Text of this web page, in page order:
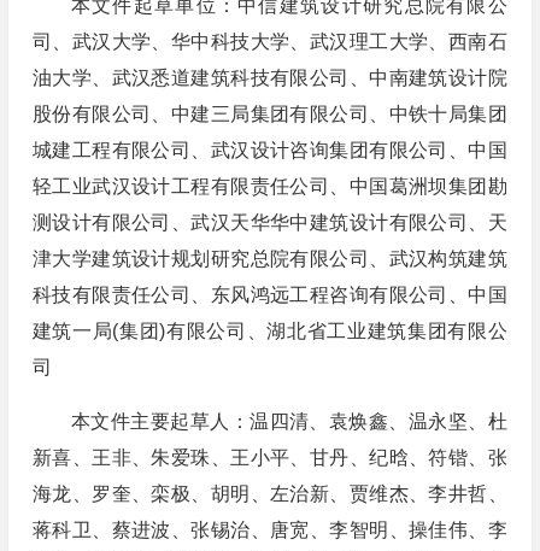
本文件起草单位：中信建筑设计研究总院有限公
司、武汉大学、华中科技大学、武汉理工大学、西南石
油大学、武汉悉道建筑科技有限公司、中南建筑设计院
股份有限公司、中建三局集团有限公司、中铁十局集团
城建工程有限公司、武汉设计咨询集团有限公司、中国
轻工业武汉设计工程有限责任公司、中国葛洲坝集团勘
测设计有限公司、武汉天华华中建筑设计有限公司、天
津大学建筑设计规划研究总院有限公司、武汉构筑建筑
科技有限责任公司、东风鸿远工程咨询有限公司、中国
建筑一局(集团)有限公司、湖北省工业建筑集团有限公
司
本文件主要起草人：温四清、袁焕鑫、温永坚、杜
新喜、王非、朱爱珠、王小平、甘丹、纪晗、符锴、张
海龙、罗奎、栾极、胡明、左治新、贾维杰、李井哲、
蒋科卫、蔡进波、张锡治、唐宽、李智明、操佳伟、李